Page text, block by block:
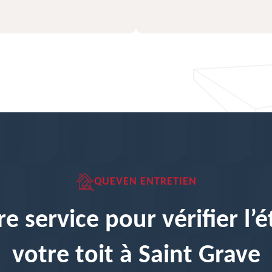
QUEVEN ENTRETIEN
service pour vérifier
votre toit à Saint Grave